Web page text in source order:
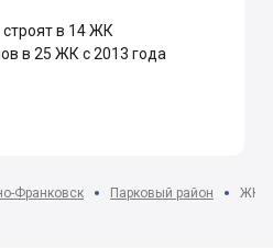
в 14 ЖК
в 25 ЖК с 2013 года
Франковск Парковый район ЖК